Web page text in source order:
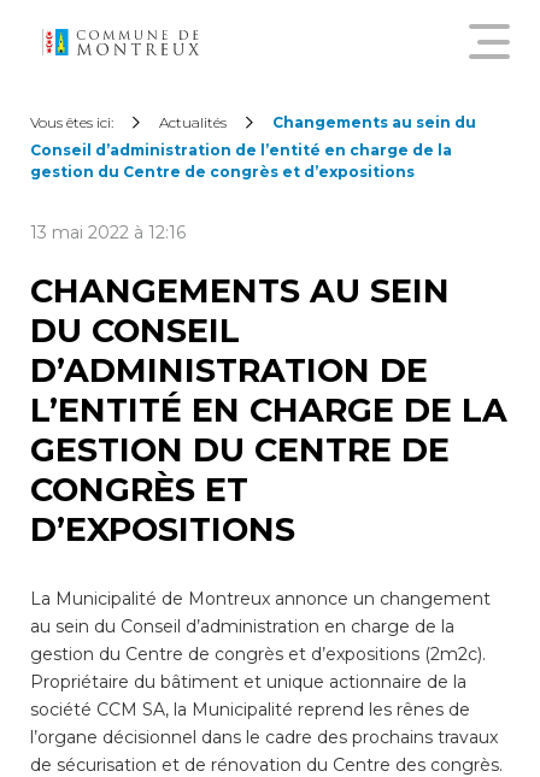
virtuel
Créer un compte citoyen
citoyen
Pour commander une
attestation en ligne, annoncer
un déménagement,
demander une subvention
sur les abonnements annuels
de transports publics ou
connectez-vous à votre
compte citoyen en cliquant
sur l’une des catégories ci-
dessus. Pour effectuer
d’autres démarches
administratives en ligne,
cliquez sur l’une des
Vous êtes ici: Actualités
Changements au sein du
Conseil d’administration de l’entité en charge de la
gestion du Centre de congrès et d’expositions
13 mai 2022 à 12:16
CHANGEMENTS AU SEIN
DU CONSEIL
D’ADMINISTRATION DE
L’ENTITÉ EN CHARGE DE LA
GESTION DU CENTRE DE
CONGRÈS ET
D’EXPOSITIONS
La Municipalité de Montreux annonce un changement
au sein du Conseil d’administration en charge de la
gestion du Centre de congrès et d’expositions (2m2c).
Propriétaire du bâtiment et unique actionnaire de la
société CCM SA, la Municipalité reprend les rênes de
l’organe décisionnel dans le cadre des prochains travaux
de sécurisation et de rénovation du Centre des congrès.